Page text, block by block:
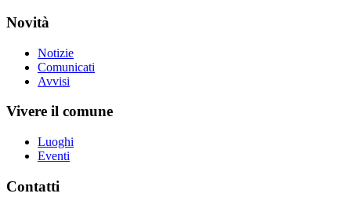
Novità
Notizie
Comunicati
Avvisi
Vivere il comune
Luoghi
Eventi
Contatti